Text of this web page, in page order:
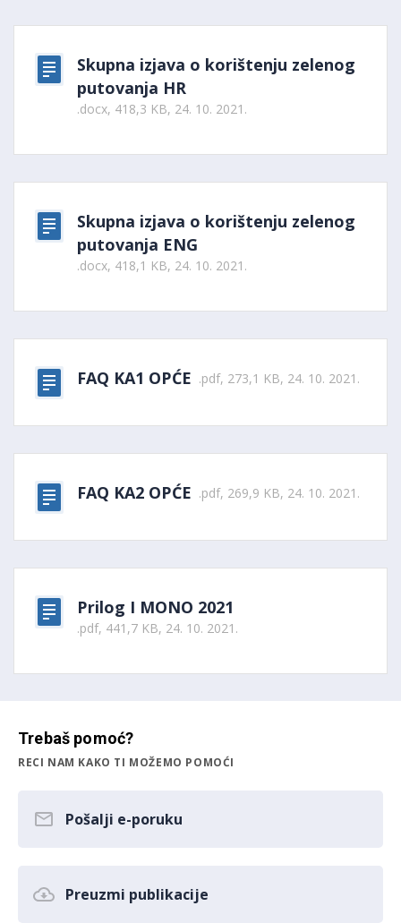
Skupna izjava o korištenju zelenog
putovanja HR
.docx, 418,3 KB, 24. 10. 2021.
Skupna izjava o korištenju zelenog
putovanja ENG
.docx, 418,1 KB, 24. 10. 2021.
FAQ KA1 OPĆE .pdf, 273,1 KB, 24. 10. 2021.
FAQ KA2 OPĆE .pdf, 269,9 KB, 24. 10. 2021.
Prilog I MONO 2021
.pdf, 441,7 KB, 24. 10. 2021.
Trebaš pomoć?
RECI NAM KAKO TI MOŽEMO POMOĆI
Pošalji e-poruku
Preuzmi publikacije